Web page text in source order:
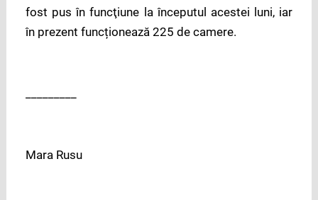
fost pus în funcţiune la începutul acestei luni, iar
în prezent funcționează 225 de camere.
Mara Rusu